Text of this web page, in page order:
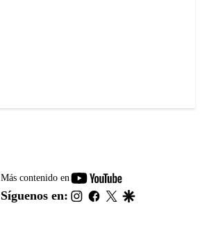
Más contenido en
youtube-
footer
Síguenos en: instagram
facebook
twitter